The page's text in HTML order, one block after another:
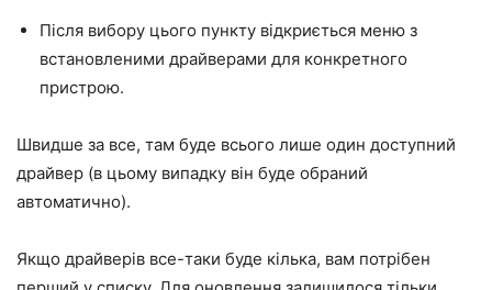
Після вибору цього пункту відкриється меню з
встановленими драйверами для конкретного
пристрою.
Швидше за все, там буде всього лише один доступний
драйвер (в цьому випадку він буде обраний
автоматично).
Якщо драйверів все-таки буде кілька, вам потрібен